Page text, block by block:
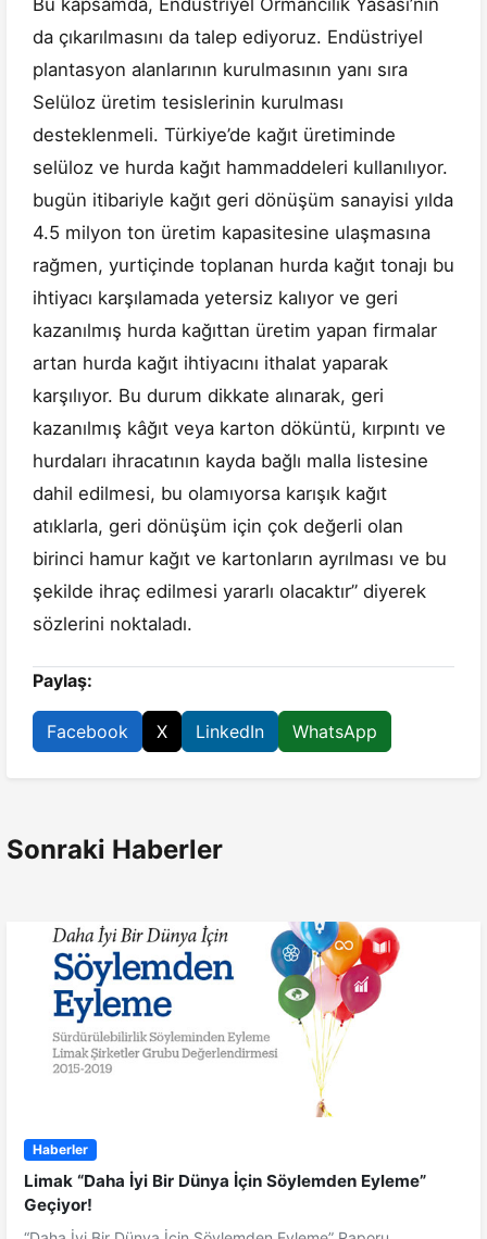
Bu kapsamda, Endüstriyel Ormancılık Yasası’nın
da çıkarılmasını da talep ediyoruz. Endüstriyel
plantasyon alanlarının kurulmasının yanı sıra
Selüloz üretim tesislerinin kurulması
desteklenmeli. Türkiye’de kağıt üretiminde
selüloz ve hurda kağıt hammaddeleri kullanılıyor.
bugün itibariyle kağıt geri dönüşüm sanayisi yılda
4.5 milyon ton üretim kapasitesine ulaşmasına
rağmen, yurtiçinde toplanan hurda kağıt tonajı bu
ihtiyacı karşılamada yetersiz kalıyor ve geri
kazanılmış hurda kağıttan üretim yapan firmalar
artan hurda kağıt ihtiyacını ithalat yaparak
karşılıyor. Bu durum dikkate alınarak, geri
kazanılmış kâğıt veya karton döküntü, kırpıntı ve
hurdaları ihracatının kayda bağlı malla listesine
dahil edilmesi, bu olamıyorsa karışık kağıt
atıklarla, geri dönüşüm için çok değerli olan
birinci hamur kağıt ve kartonların ayrılması ve bu
şekilde ihraç edilmesi yararlı olacaktır” diyerek
sözlerini noktaladı.
Paylaş:
Facebook X LinkedIn WhatsApp
Sonraki Haberler
Haberler
Limak “Daha İyi Bir Dünya İçin Söylemden Eyleme”
Geçiyor!